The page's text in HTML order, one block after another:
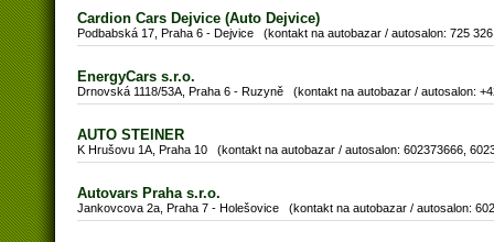
Cardion Cars Dejvice (Auto Dejvice)
Podbabská 17, Praha 6 - Dejvice (kontakt na autobazar / autosalon: 725
EnergyCars s.r.o.
Drnovská 1118/53A, Praha 6 - Ruzyně (kontakt na autobazar / autosalon:
AUTO STEINER
K Hrušovu 1A, Praha 10 (kontakt na autobazar / autosalon: 602373666,
Autovars Praha s.r.o.
Jankovcova 2a, Praha 7 - Holešovice (kontakt na autobazar / autosalon: